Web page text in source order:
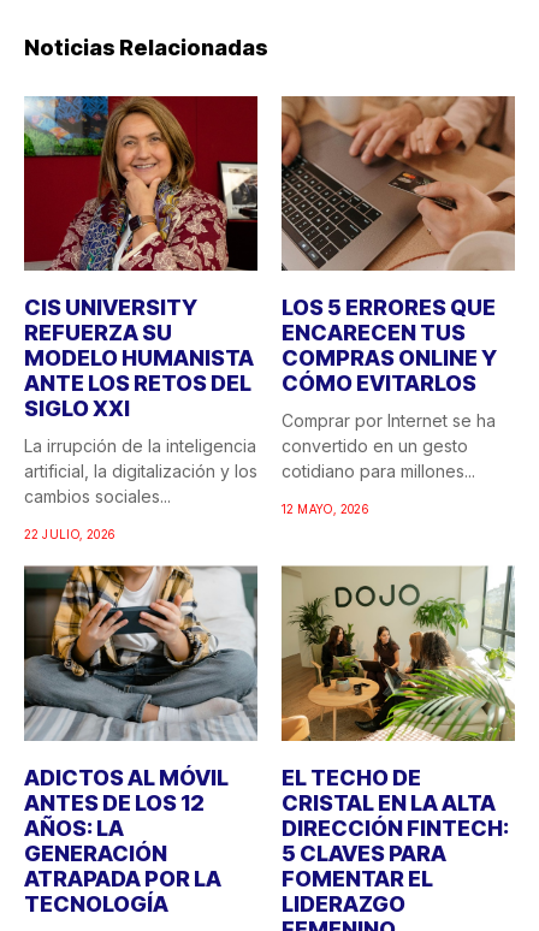
Noticias Relacionadas
CIS UNIVERSITY
REFUERZA SU
MODELO HUMANISTA
ANTE LOS RETOS DEL
SIGLO XXI
La irrupción de la inteligencia
artificial, la digitalización y los
cambios sociales...
22 JULIO, 2026
LOS 5 ERRORES QUE
ENCARECEN TUS
COMPRAS ONLINE Y
CÓMO EVITARLOS
Comprar por Internet se ha
convertido en un gesto
cotidiano para millones...
12 MAYO, 2026
ADICTOS AL MÓVIL
ANTES DE LOS 12
AÑOS: LA
GENERACIÓN
ATRAPADA POR LA
TECNOLOGÍA
EL TECHO DE
CRISTAL EN LA ALTA
DIRECCIÓN FINTECH:
5 CLAVES PARA
FOMENTAR EL
LIDERAZGO